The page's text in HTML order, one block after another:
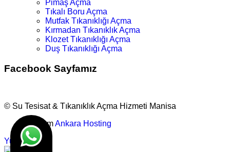
Pimaş Açma
Tıkalı Boru Açma
Mutfak Tıkanıklığı Açma
Kırmadan Tıkanıklık Açma
Klozet Tıkanıklığı Açma
Duş Tıkanıklığı Açma
Facebook Sayfamız
© Su Tesisat & Tıkanıklık Açma Hizmeti Manisa
TasarımAnkara Hosting
Yukarı